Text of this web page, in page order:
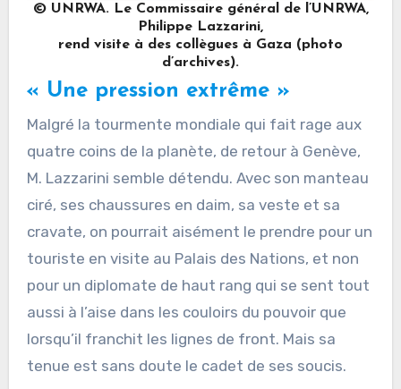
© UNRWA. Le Commissaire général de l’UNRWA,
Philippe Lazzarini,
rend visite à des collègues à Gaza (photo
d’archives).
« Une pression extrême »
Malgré la tourmente mondiale qui fait rage aux
quatre coins de la planète, de retour à Genève,
M. Lazzarini semble détendu. Avec son manteau
ciré, ses chaussures en daim, sa veste et sa
cravate, on pourrait aisément le prendre pour un
touriste en visite au Palais des Nations, et non
pour un diplomate de haut rang qui se sent tout
aussi à l’aise dans les couloirs du pouvoir que
lorsqu’il franchit les lignes de front. Mais sa
tenue est sans doute le cadet de ses soucis.